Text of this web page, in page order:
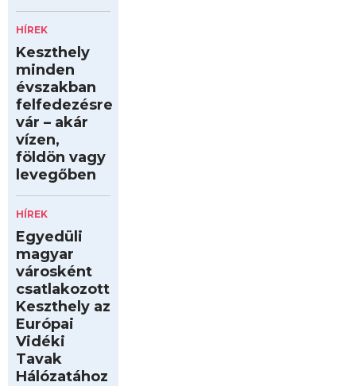
HÍREK
Keszthely
minden
évszakban
felfedezésre
vár – akár
vízen,
földön vagy
levegőben
HÍREK
Egyedüli
magyar
városként
csatlakozott
Keszthely az
Európai
Vidéki
Tavak
Hálózatához